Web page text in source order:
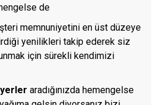
de
memnuniyetini en üst düzeye
yenilikleri takip ederek siz
için sürekli kendimizi
yerler aradığınızda hemengelse